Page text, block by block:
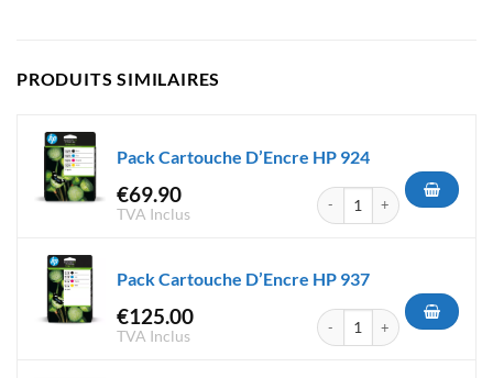
PRODUITS SIMILAIRES
Pack Cartouche D’Encre HP 924
€69.90
TVA Inclus
quantité de Pack Cartouche
Pack Cartouche D’Encre HP 937
€125.00
TVA Inclus
quantité de Pack Cartouche